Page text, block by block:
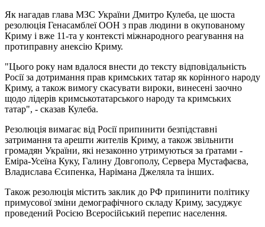
Як нагадав глава МЗС України Дмитро Кулеба, це шоста
резолюція Генасамблеї ООН з прав людини в окупованому
Криму і вже 11-та у контексті міжнародного реагування на
протиправну анексію Криму.
"Цього року нам вдалося внести до тексту відповідальність
Росії за дотримання прав кримських татар як корінного народу
Криму, а також вимогу скасувати вироки, винесені заочно
щодо лідерів кримськотатарського народу та кримських
татар", - сказав Кулеба.
Резолюція вимагає від Росії припинити безпідставні
затримання та арешти жителів Криму, а також звільнити
громадян України, які незаконно утримуються за ґратами -
Еміра-Усеїна Куку, Галину Довгополу, Сервера Мустафаєва,
Владислава Єсипенка, Нарімана Джеляла та інших.
Також резолюція містить заклик до РФ припинити політику
примусової зміни демографічного складу Криму, засуджує
проведений Росією Всеросійський перепис населення.